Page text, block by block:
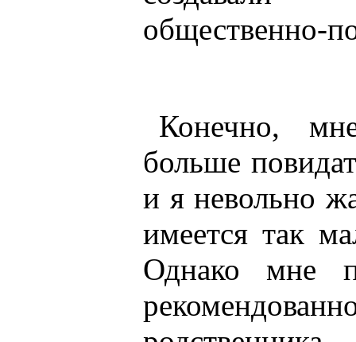
общественно-
Конечно,
больше
и я невольно
имеется так
Однако мне